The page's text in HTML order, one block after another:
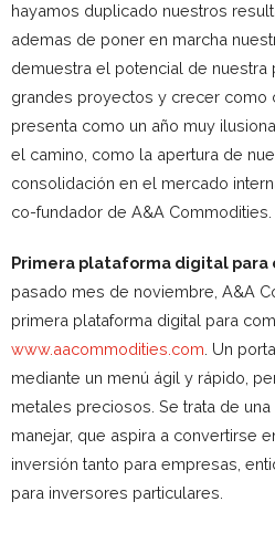
hayamos duplicado nuestros
ademas de poner en marcha
demuestra el potencial de nuestra
grandes proyectos y crecer como
presenta como un año muy
el camino, como la apertura de
consolidación en el mercado
co-fundador de A&A Commodities.
Primera plataforma digital para
pasado mes de noviembre, A&A
primera plataforma digital para
www.aacommodities.com . Un
mediante un menú ágil y rápido,
metales preciosos. Se trata de
manejar, que aspira a convertirse
inversión tanto para empresas,
para inversores particulares.